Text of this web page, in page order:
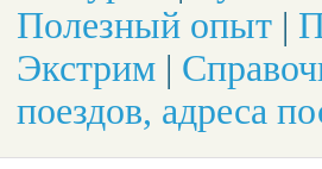
Полезный опыт |
Экстрим |
поездов, адреса